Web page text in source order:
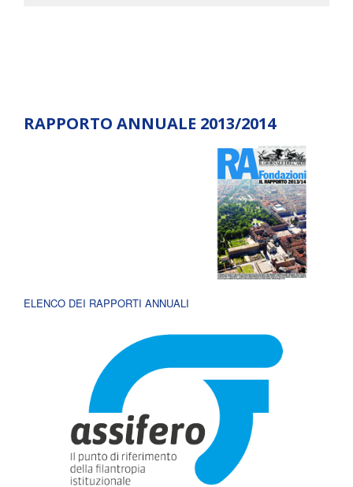
RAPPORTO ANNUALE 2013/2014
ELENCO DEI RAPPORTI ANNUALI